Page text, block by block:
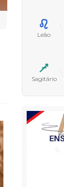
Leão
Sagitário